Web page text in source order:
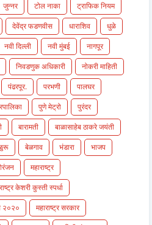
जुन्नर टोल नाका
ट्राफिक नियम
देवेंद्र फडणवीस धाराशिव
धुळे
नवी दिल्ली नवी मुंबई
नागपूर
निवडणुक अधिकारी
नोकरी माहिती
पंढरपूर. परभणी
पालघर
पुणे मेट्रो
पुरंदर
बारामती
बाळासाहेब ठाकरे जयंती
बेळगाव भंडारा
भाजप
महाराष्ट्र
केशरी कुस्ती स्पर्धा
२०२०
महाराष्ट्र सरकार